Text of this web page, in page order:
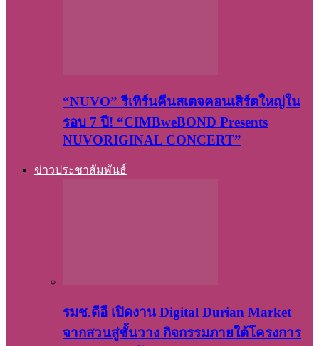
“NUVO” รีเทิร์นคืนสเตจคอนเสิร์ตใหญ่ใน
รอบ 7 ปี! “CIMBweBOND Presents
NUVORIGINAL CONCERT”
ข่าวประชาสัมพันธ์
รมช.ดีอี เปิดงาน Digital Durian Market
จากสวนสู่ชั้นวาง กิจกรรมภายใต้โครงการ